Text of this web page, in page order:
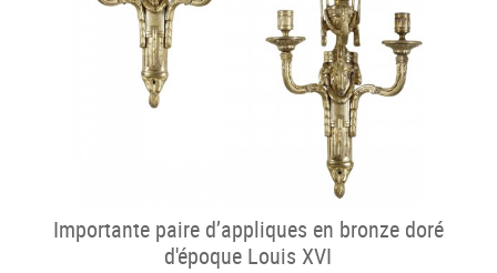
Importante paire d’appliques en bronze doré
d'époque Louis XVI